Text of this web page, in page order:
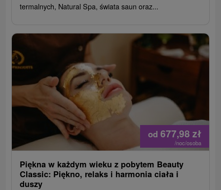
termalnych, Natural Spa, świata saun oraz...
od 677,98 zł
/noc/osoba
Piękna w każdym wieku z pobytem Beauty
Classic: Piękno, relaks i harmonia ciała i
duszy